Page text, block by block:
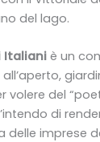
del lago.
Italiani è un
volere del
di
delle imprese